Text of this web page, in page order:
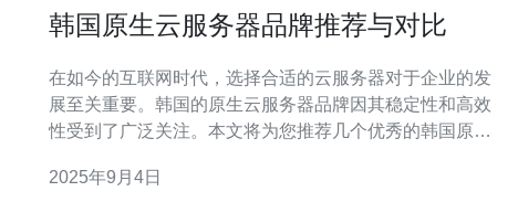
韩国原生云服务器品牌推荐与对比
在如今的互联网时代，选择合适的云服务器对于企业的发
展至关重要。韩国的原生云服务器品牌因其稳定性和高效
性受到了广泛关注。本文将为您推荐几个优秀的韩国原生
南，帮助您选择合适的服务器。 1. 了解韩国原生云服务器
2025年9月4日